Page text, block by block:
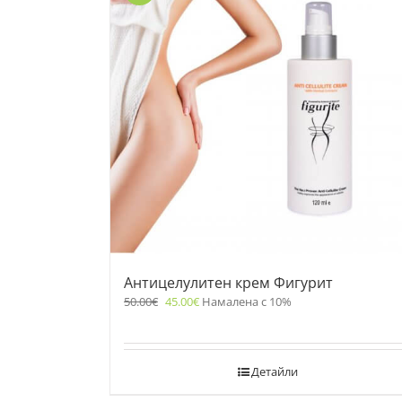
Антицелулитен крем Фигурит
50.00€ 45.00€ Намалена с 10%
Детайли